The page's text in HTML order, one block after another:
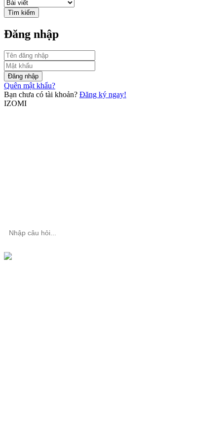
Tìm kiếm
Đăng nhập
Đăng nhập
Quên mật khẩu?
Bạn chưa có tài khoản? Đăng ký ngay!
IZOMI